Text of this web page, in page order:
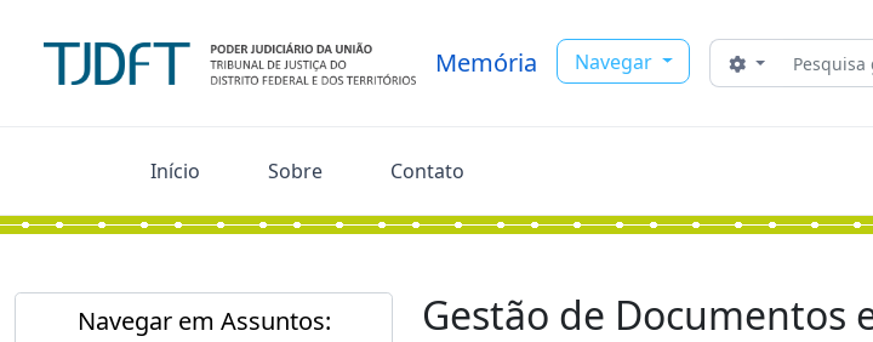
Memória Navegar Buscar
Opções de
Início Sobre Contato
Navegar em Assuntos: Gestão de Documentos